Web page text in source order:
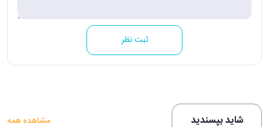
ثبت نظر
شاید بپسندید مشاهده همه